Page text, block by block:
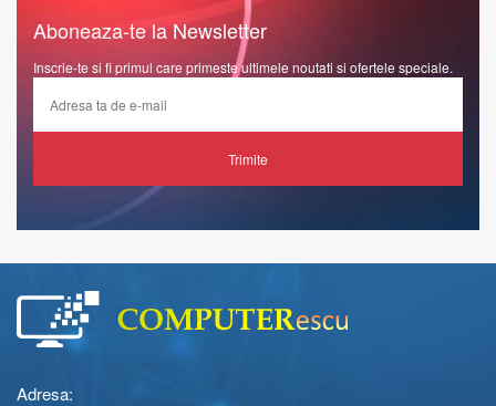
Aboneaza-te la Newsletter
Inscrie-te si fi primul care primeste ultimele noutati si ofertele speciale.
Trimite
Adresa: